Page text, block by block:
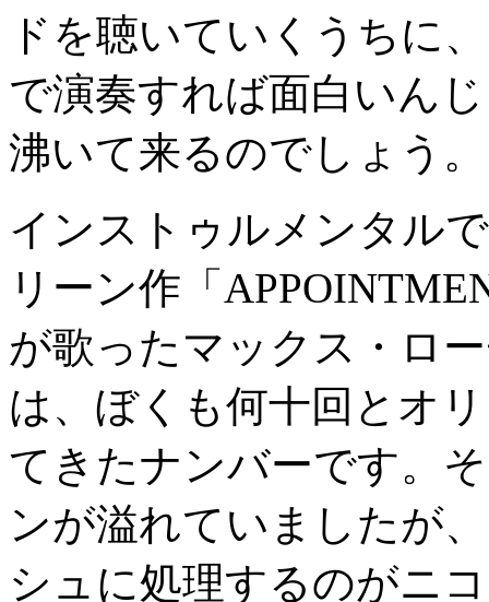
ドを聴いていくうちに
で演奏すれば面白いん
沸いて来るのでしょう。
インストゥルメンタル
リーン作「
が歌ったマックス・ロ
は、ぼくも何十回とオ
てきたナンバーです。
ンが溢れていましたが
シュに処理するのがニ